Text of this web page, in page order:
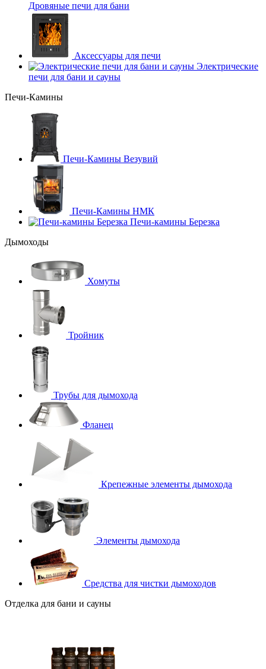
Дровяные печи для бани
Аксессуары для печи
Электрические
печи для бани и сауны
Печи-Камины
Печи-Камины Везувий
Печи-Камины НМК
Печи-камины Березка
Дымоходы
Хомуты
Тройник
Трубы для дымохода
Фланец
Крепежные элементы дымохода
Элементы дымохода
Средства для чистки дымоходов
Отделка для бани и сауны